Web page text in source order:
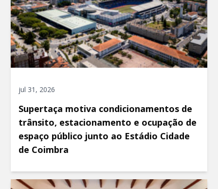
jul 31, 2026
Supertaça motiva condicionamentos de
trânsito, estacionamento e ocupação de
espaço público junto ao Estádio Cidade
de Coimbra